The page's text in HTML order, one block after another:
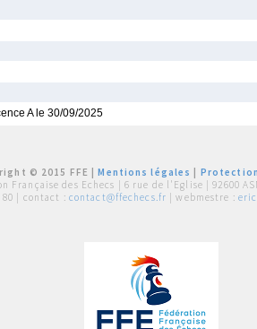
A le 30/09/2025
© 2015 FFE |Mentions légales
Française des Echecs | 6 rue de l'Eglise | 92600
| contact : contact@ffechecs.fr | webmestre :